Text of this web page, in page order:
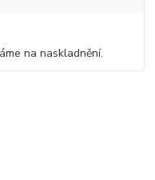
na naskladnění.